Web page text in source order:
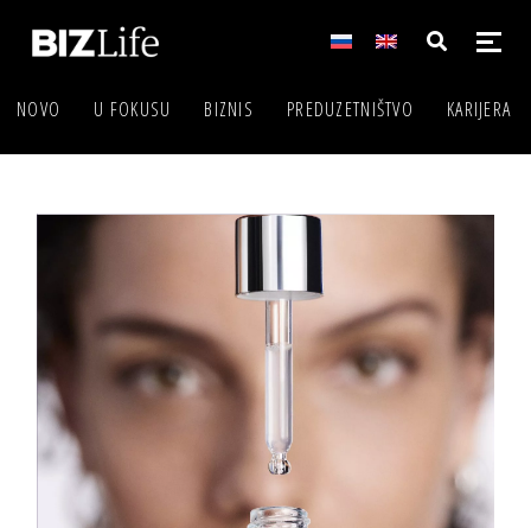
NOVO U FOKUSU BIZNIS PREDUZETNIŠTVO KARIJERA